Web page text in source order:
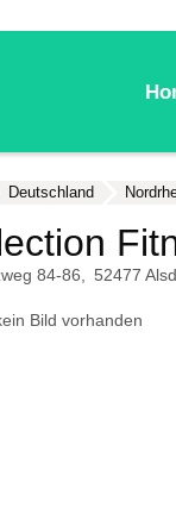
Deutschland
84-86 52477